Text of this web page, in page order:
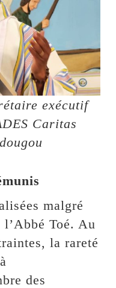
exécutif
Caritas
malgré
Toé. Au
la rareté
des